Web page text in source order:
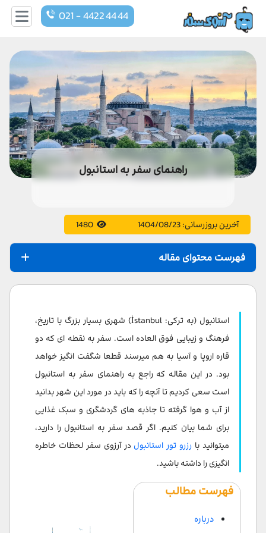
021 - 4422 44 44
راهنمای سفر به استانبول
آخرین بروزرسانی:1404/08/23
فهرست محتوای مقاله
درباره استانبول
اطلاعات کلی شهر استانبول
شماره تلفن های ضروری استانبول
بهترین زمان برای سفر به استانبول
غذاهای معروف ترکیه
حمل و نقل در استانبول
دیدنی های معروف استانبول
استانبول (به ترکی: İstanbul) شهری بسیار بزرگ با تاریخ،
فرهنگ و زیبایی فوق العاده است. سفر به نقطه ای که دو
قاره اروپا و آسیا به هم میرسند قطعا شگفت انگیز خواهد
بود. در این مقاله که راجع به راهنمای سفر به استانبول
است سعی کردیم تا آنچه را که باید در مورد این شهر بدانید
از آب و هوا گرفته تا جاذبه های گردشگری و سبک غذایی
برای شما بیان کنیم. اگر قصد سفر به استانبول را دارید،
میتوانید با رزرو تور استانبول در آرزوی سفر لحظات خاطره
انگیزی را داشته باشید.
فهرست مطالب
درباره